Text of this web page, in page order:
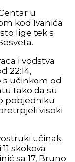
u
kod Ivanića
lige tek s
i vodstva
22:14,
s učinkom od
tako da su
pobjedniku
visoki
učinak
skokova
sa 17, Bruno